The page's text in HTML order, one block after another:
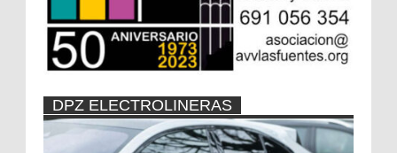
DPZ ELECTROLINERAS